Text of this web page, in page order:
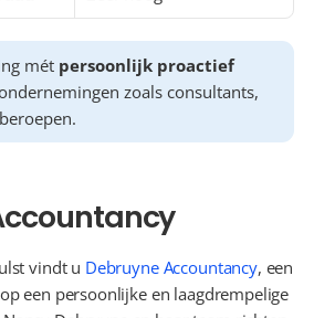
mét persoonlijk proactief
zoals consultants,
vindt u Debruyne Accountancy, een
een persoonlijke en laagdrempelige